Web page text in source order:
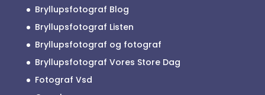
Bryllupsfotograf Blog
Bryllupsfotograf Listen
Bryllupsfotograf og fotograf
Bryllupsfotograf Vores Store Dag
Fotograf Vsd